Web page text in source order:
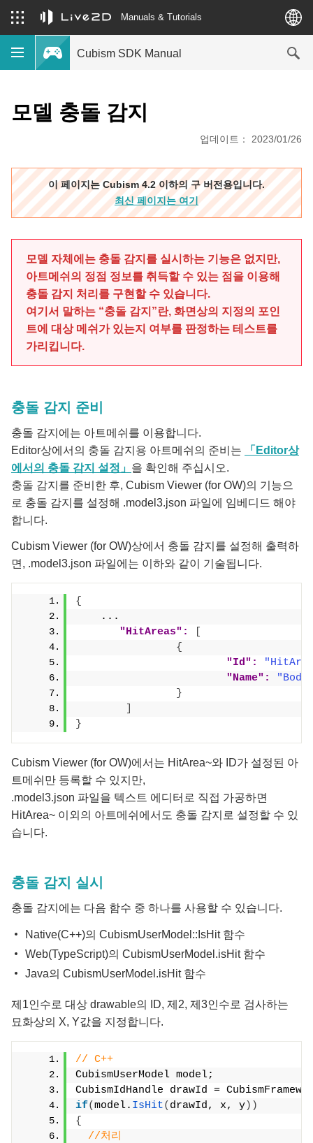
Manuals & Tutorials
Cubism SDK Manual
모델 충돌 감지
업데이트： 2023/01/26
이 페이지는 Cubism 4.2 이하의 구 버전용입니다.
최신 페이지는 여기
모델 자체에는 충돌 감지를 실시하는 기능은 없지만,
아트메쉬의 정점 정보를 취득할 수 있는 점을 이용해
충돌 감지 처리를 구현할 수 있습니다.
여기서 말하는 “충돌 감지”란, 화면상의 지정의 포인
트에 대상 메쉬가 있는지 여부를 판정하는 테스트를
가리킵니다.
충돌 감지 준비
충돌 감지에는 아트메쉬를 이용합니다.
Editor상에서의 충돌 감지용 아트메쉬의 준비는
「Editor상
에서의 충돌 감지 설정」 을 확인해 주십시오.
충돌 감지를 준비한 후, Cubism Viewer (for OW)의 기능으
로 충돌 감지를 설정해 .model3.json 파일에 임베디드 해야
합니다.
Cubism Viewer (for OW)상에서 충돌 감지를 설정해 출력하
면, .model3.json 파일에는 이하와 같이 기술됩니다.
{
    ...
"HitAreas":
{
"Id":
"Name":
}
}
Cubism Viewer (for OW)에서는 HitArea~와 ID가 설정된 아
트메쉬만 등록할 수 있지만,
.model3.json 파일을 텍스트 에디터로 직접 가공하면
HitArea~ 이외의 아트메쉬에서도 충돌 감지로 설정할 수 있
습니다.
충돌 감지 실시
충돌 감지에는 다음 함수 중 하나를 사용할 수 있습니다.
Native(C++)의 CubismUserModel::IsHit 함수
Web(TypeScript)의 CubismUserModel.isHit 함수
Java의 CubismUserModel.isHit 함수
제1인수로 대상 drawable의 ID, 제2, 제3인수로 검사하는
묘화상의 X, Y값을 지정합니다.
// C++
CubismUserModel model;
CubismIdHandle drawId =
if(model. IsHit( drawId, x, y))
{
//처리